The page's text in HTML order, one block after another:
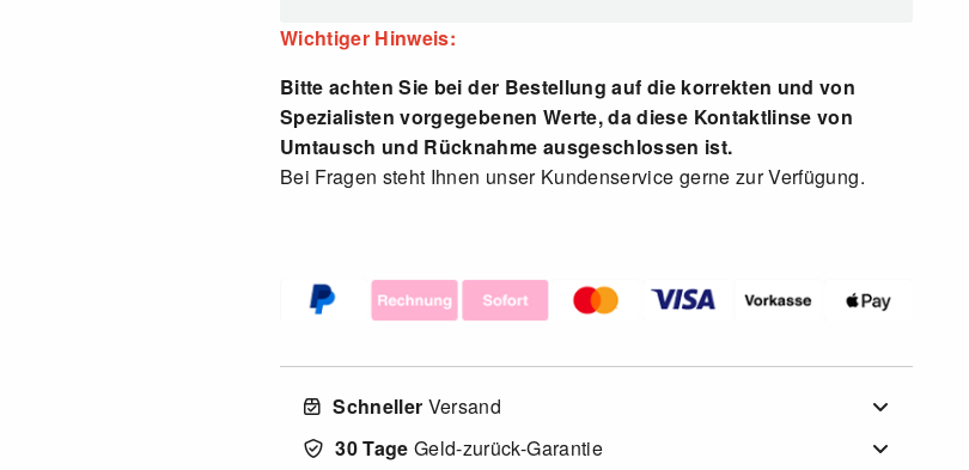
Wichtiger Hinweis:
Bitte achten Sie bei der Bestellung auf die korrekten und von
Spezialisten vorgegebenen Werte, da diese Kontaktlinse von
Umtausch und Rücknahme ausgeschlossen ist.
Bei Fragen steht Ihnen unser Kundenservice gerne zur Verfügung.
Schneller Versand
30 Tage Geld-zurück-Garantie